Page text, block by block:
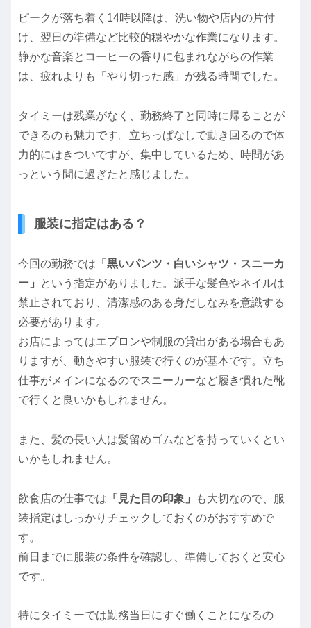
ピークが落ち着く14時以降は、洗い物や店内の片付
け、翌日の準備など比較的穏やかな作業になります。
静かな音楽とコーヒーの香りに包まれながらの作業
は、疲れよりも「やり切った感」が残る時間でした。
タイミーは残業がなく、勤務終了と同時に帰ることが
できるのも魅力です。立ちっぱなしで動き回るので体
力的にはきついですが、集中しているため、時間があ
っという間に過ぎたと感じました。
服装に指定はある？
今回の勤務では 「黒いパンツ・白いシャツ・スニーカ
ー」
という指定がありました。派手な髪色やネイルは
禁止されており、清潔感のある身だしなみを意識する
必要があります。
お店によってはエプロンや制服の貸出がある場合もあ
りますが、動きやすい服装で行くのが基本です。立ち
仕事がメインになるのでスニーカーなど履き慣れた靴
で行くと良いかもしれません。
また、髪の長い人は髪留めゴムなどを持っていくとい
いかもしれません。
飲食店の仕事では 「見た目の印象」
も大切なので、服
装指定はしっかりチェックしておくのがおすすめで
す。
前日までに服装の条件を確認し、準備しておくと安心
です。
特にタイミーでは勤務当日にすぐ働くことになるの